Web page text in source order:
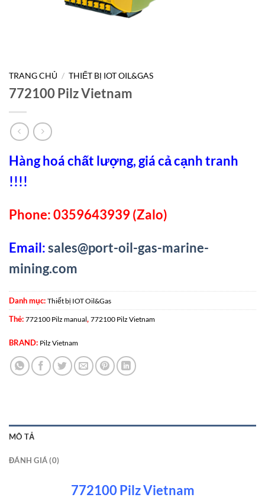
TRANG CHỦ / THIẾT BỊ IOT OIL&GAS
772100 Pilz Vietnam
Hàng hoá chất lượng, giá cả cạnh tranh
!!!!
Phone: 0359643939 (Zalo)
Email:sales@port-oil-gas-marine-
mining.com
Danh mục: Thiết bị IOT Oil&Gas
Thẻ: 772100 Pilz manual, 772100 Pilz Vietnam
BRAND: Pilz Vietnam
MÔ TẢ
ĐÁNH GIÁ (0)
772100 Pilz Vietnam